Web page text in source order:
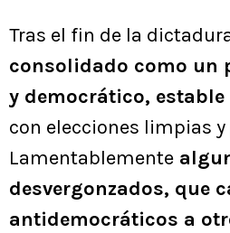
Tras el fin de la
consolidado como un
y democrático,
con elecciones limpias
Lamentablemente
desvergonzados, que
antidemocráticos a